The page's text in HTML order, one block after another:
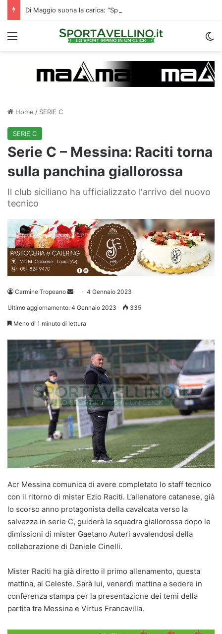
Menu
Home / SERIE C
SERIE C
Serie C – Messina: Raciti torna
sulla panchina giallorossa
Il club siciliano ha ufficializzato l'arrivo del nuovo
tecnico
Carmine Tropeano
Invia 4 Gennaio 2023
Ultimo aggiornamento: 4 Gennaio 2023 335
Meno di 1 minuto di lettura
Acr Messina comunica di avere completato lo staff tecnico
con il ritorno di mister Ezio Raciti. L’allenatore catanese, già
lo scorso anno protagonista della cavalcata verso la
salvezza in serie C, guiderà la squadra giallorossa dopo le
dimissioni di mister Gaetano Auteri avvalendosi della
collaborazione di Daniele Cinelli.
Mister Raciti ha già diretto il primo allenamento, questa
mattina, al Celeste. Sarà lui, venerdì mattina a sedere in
conferenza stampa per la presentazione dei temi della
partita tra Messina e Virtus Francavilla.